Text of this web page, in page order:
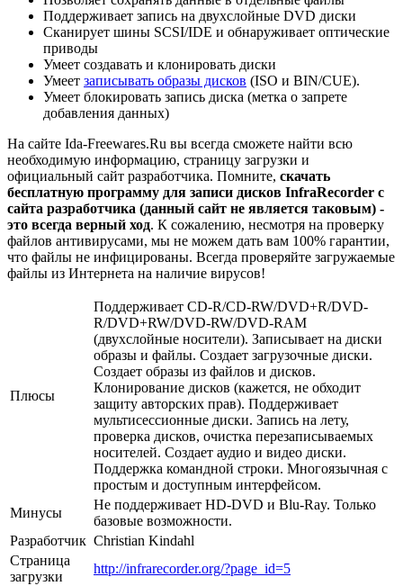
Поддерживает запись на двухслойные DVD диски
Сканирует шины SCSI/IDE и обнаруживает оптические
приводы
Умеет создавать и клонировать диски
Умеет записывать образы дисков (ISO и BIN/CUE).
Умеет блокировать запись диска (метка о запрете
добавления данных)
На сайте Ida-Freewares.Ru вы всегда сможете найти всю
необходимую информацию, страницу загрузки и
официальный сайт разработчика. Помните, скачать
бесплатную программу для записи дисков InfraRecorder с
сайта разработчика (данный сайт не является таковым) -
это всегда верный ход. К сожалению, несмотря на проверку
файлов антивирусами, мы не можем дать вам 100% гарантии,
что файлы не инфицированы. Всегда проверяйте загружаемые
файлы из Интернета на наличие вирусов!
Плюсы
Поддерживает CD-R/CD-RW/DVD+R/DVD-
R/DVD+RW/DVD-RW/DVD-RAM
(двухслойные носители). Записывает на диски
образы и файлы. Создает загрузочные диски.
Создает образы из файлов и дисков.
Клонирование дисков (кажется, не обходит
защиту авторских прав). Поддерживает
мультисессионные диски. Запись на лету,
проверка дисков, очистка перезаписываемых
носителей. Создает аудио и видео диски.
Поддержка командной строки. Многоязычная с
простым и доступным интерфейсом.
Минусы
Не поддерживает HD-DVD и Blu-Ray. Только
базовые возможности.
Разработчик Christian Kindahl
Страница
загрузки
http://infrarecorder.org/?page_id=5